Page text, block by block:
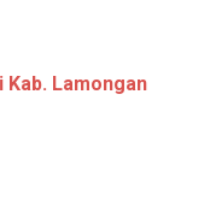
Kab. Lamongan